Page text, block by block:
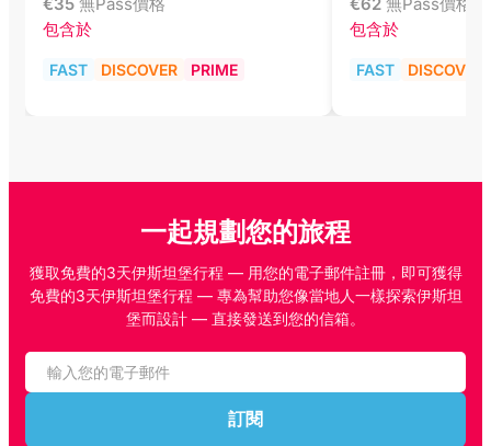
包含於
FAST DISCOVER PRIME
包含於
FAST DISCOVER
一起規劃您的旅程
獲取免費的3天伊斯坦堡行程 — 用您的電子郵件註冊，即可獲得
免費的3天伊斯坦堡行程 — 專為幫助您像當地人一樣探索伊斯坦
堡而設計 — 直接發送到您的信箱。
訂閱